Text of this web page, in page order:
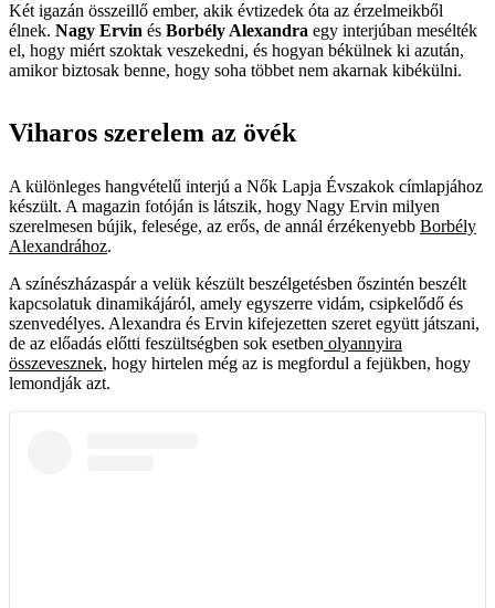
Két igazán összeillő ember, akik évtizedek óta az érzelmeikből
élnek. Nagy Ervin és Borbély Alexandra egy interjúban mesélték
el, hogy miért szoktak veszekedni, és hogyan békülnek ki azután,
amikor biztosak benne, hogy soha többet nem akarnak kibékülni.
Viharos szerelem az övék
A különleges hangvételű interjú a Nők Lapja Évszakok címlapjához
készült. A magazin fotóján is látszik, hogy Nagy Ervin milyen
szerelmesen bújik, felesége, az erős, de annál érzékenyebb Borbély
Alexandrához.
A színészházaspár a velük készült beszélgetésben őszintén beszélt
kapcsolatuk dinamikájáról, amely egyszerre vidám, csipkelődő és
szenvedélyes. Alexandra és Ervin kifejezetten szeret együtt játszani,
de az előadás előtti feszültségben sok esetben olyannyira
összevesznek, hogy hirtelen még az is megfordul a fejükben, hogy
lemondják azt.